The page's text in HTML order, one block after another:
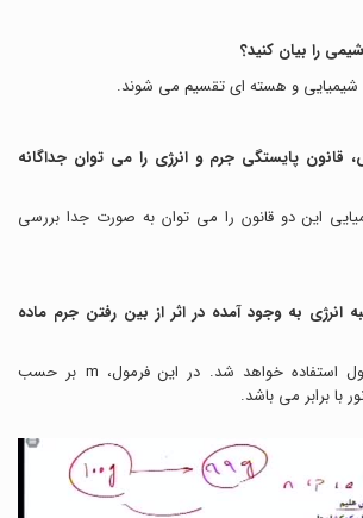
را بیان کنید؟
شیمیایی و هسته ای تقسیم می شوند.
قانون پایستگی جرم و انرژی را می توان جداگانه
این دو قانون را می توان به صورت جدا بررسی
انرژی به وجود آمده در اثر از بین رفتن جرم ماده
استفاده خواهد شد. در این فرمول، m بر حسب
برابر می باشد.